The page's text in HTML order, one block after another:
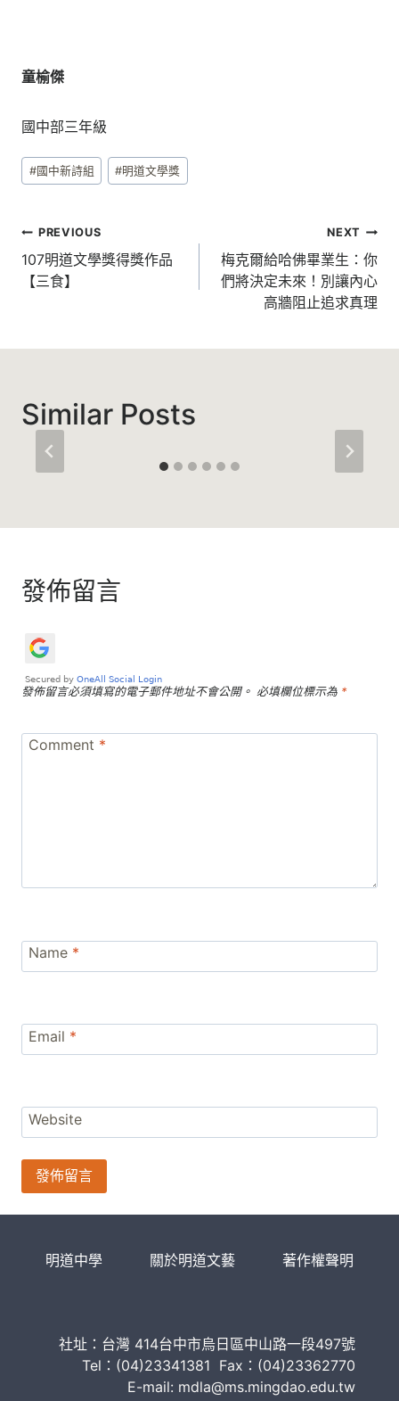
童榆傑
國中部三年級
Post
Tags:
#國中新詩組 #明道文學獎
文
章
導
PREVIOUS
107明道文學獎得獎作品
【三食】
NEXT
梅克爾給哈佛畢業生：你
們將決定未來！別讓內心
高牆阻止追求真理
Similar Posts
發佈留言
發佈留言必須填寫的電子郵件地址不會公開。 必填欄位標示為 *
Comment *
Name *
Email *
Website
明道中學 關於明道文藝 著作權聲明
社址：台灣 414台中市烏日區中山路一段497號
Tel：(04)23341381 Fax：(04)23362770
E-mail: mdla@ms.mingdao.edu.tw